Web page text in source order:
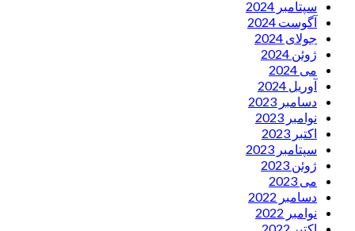
سپتامبر 2024
آگوست 2024
جولای 2024
ژوئن 2024
می 2024
آوریل 2024
دسامبر 2023
نوامبر 2023
اکتبر 2023
سپتامبر 2023
ژوئن 2023
می 2023
دسامبر 2022
نوامبر 2022